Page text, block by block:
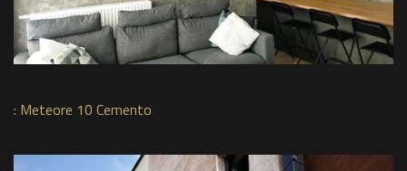
: Meteore 10 Cemento